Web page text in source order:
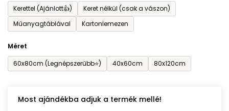
Kerettel (Ajánlott👍)
Keret nélkül (csak a vászon)
Műanyagtáblával
Kartonlemezen
Méret
60x80cm (Legnépszerűbb⭐)
40x60cm 80x120cm
Most ajándékba adjuk a termék mellé!